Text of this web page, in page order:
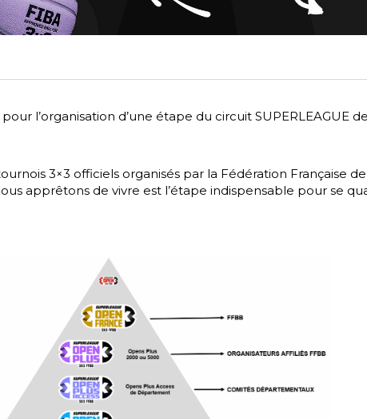
l’organisation d’une étape du circuit SUPERLEAGUE
3×3 officiels organisés par la Fédération Française
apprêtons de vivre est l’étape indispensable pour se